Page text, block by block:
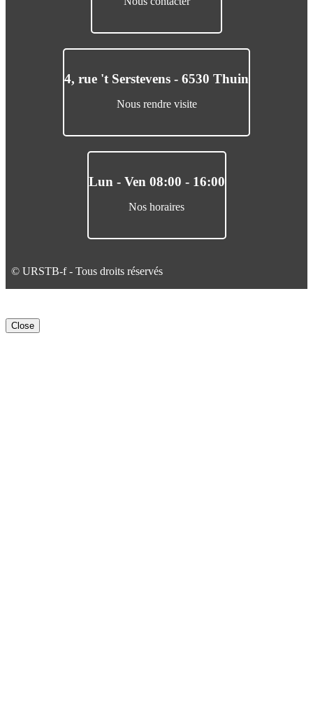
4, rue 't Serstevens - 6530 Thuin
Nous rendre visite
Lun - Ven 08:00 - 16:00
Nos horaires
© URSTB-f - Tous droits réservés
Close